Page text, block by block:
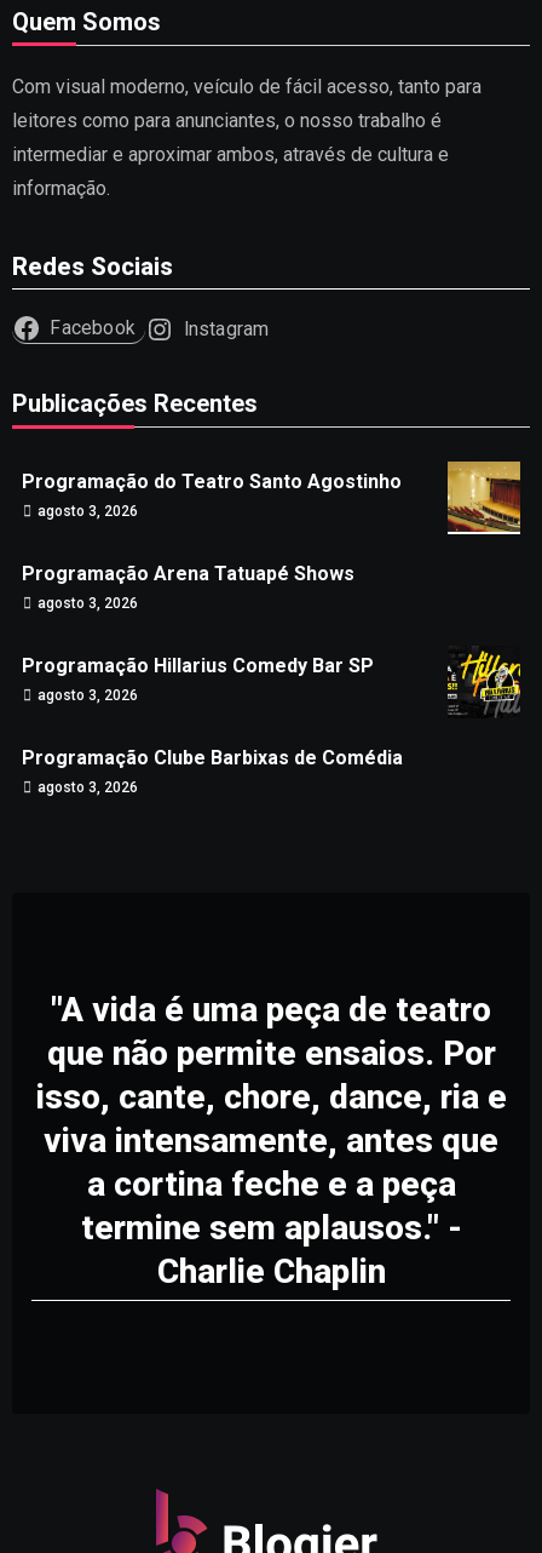
Quem Somos
Com visual moderno, veículo de fácil acesso, tanto para
leitores como para anunciantes, o nosso trabalho é
intermediar e aproximar ambos, através de cultura e
informação.
Redes Sociais
Facebook Instagram
Publicações Recentes
Programação do Teatro Santo Agostinho
agosto 3, 2026
Programação Arena Tatuapé Shows
agosto 3, 2026
Programação Hillarius Comedy Bar SP
agosto 3, 2026
Programação Clube Barbixas de Comédia
agosto 3, 2026
"A vida é uma peça de teatro
que não permite ensaios. Por
isso, cante, chore, dance, ria e
viva intensamente, antes que
a cortina feche e a peça
termine sem aplausos." -
Charlie Chaplin